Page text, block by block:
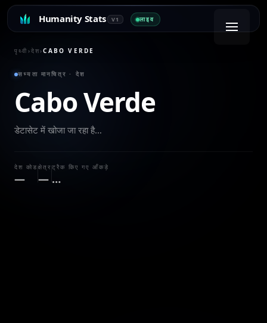
Humanity Stats V1 लाइव
पृथ्वी ›देश›CABO VERDE
सभ्यता मानचित्र · देश
Cabo Verde
डेटासेट में खोजा जा रहा है…
देश कोड
—
क्षेत्र
—
ट्रैक किए गए आँकड़े
…